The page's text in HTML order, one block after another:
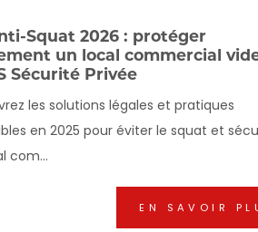
Squat 2026 : protéger
un local commercial
Sécurité Privée
les solutions légales et pratiques
en 2025 pour éviter le squat et
com...
EN SAVOIR